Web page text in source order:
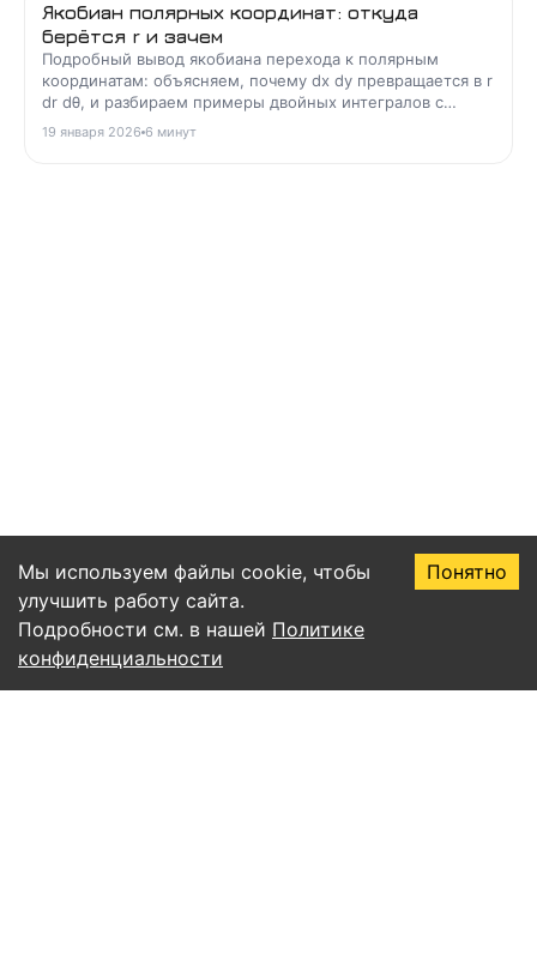
Якобиан полярных координат: откуда
берётся r и зачем
Подробный вывод якобиана перехода к полярным
координатам: объясняем, почему dx dy превращается в r
dr dθ, и разбираем примеры двойных интегралов с
круговой симметрией.
19 января 2026 6 минут
Мы используем файлы cookie, чтобы
улучшить работу сайта.
Подробности см. в нашей Политике
конфиденциальности
Понятно